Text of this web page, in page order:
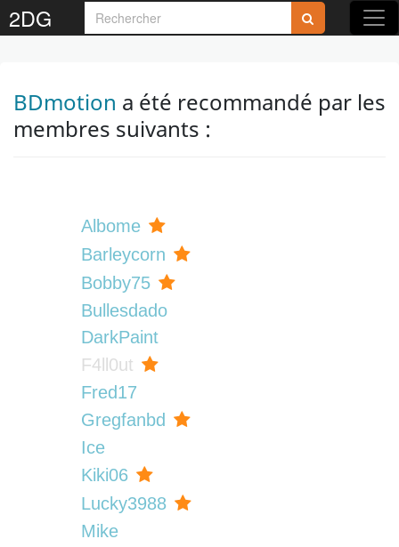
2DG
BDmotion a été recommandé par les
membres suivants :
Albome
Barleycorn
Bobby75
Bullesdado
DarkPaint
F4ll0ut
Fred17
Gregfanbd
Ice
Kiki06
Lucky3988
Mike